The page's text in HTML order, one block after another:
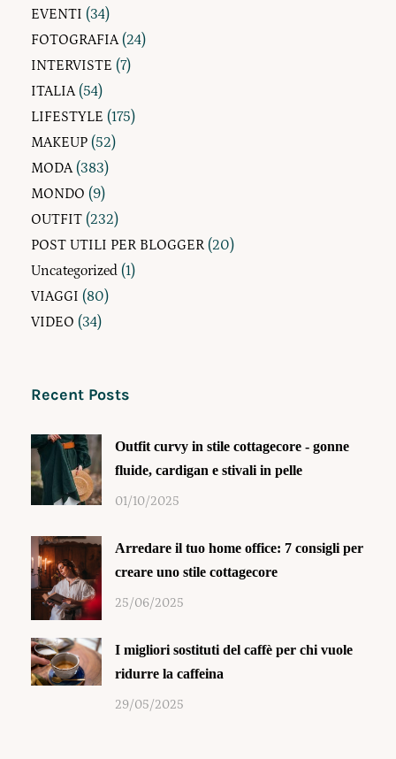
EVENTI (34)
FOTOGRAFIA(24)
INTERVISTE (7)
ITALIA(54)
LIFESTYLE (175)
MAKEUP (52)
MODA(383)
MONDO (9)
OUTFIT (232)
POST UTILI PER BLOGGER (20)
Uncategorized (1)
VIAGGI (80)
VIDEO (34)
Recent Posts
Outfit curvy in stile cottagecore - gonne
fluide, cardigan e stivali in pelle
01/10/2025
Arredare il tuo home office: 7 consigli per
creare uno stile cottagecore
25/06/2025
I migliori sostituti del caffè per chi vuole
ridurre la caffeina
29/05/2025